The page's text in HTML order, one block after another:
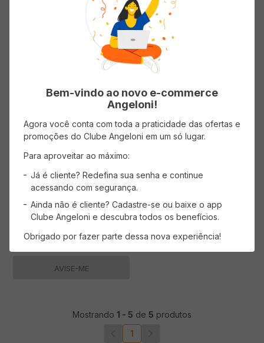
Vinho Italiano CECCHI Branco
Maremma Garrafa 750ml
AVISE-ME
Mostrando 1 - 5 de 5 produtos
1
Bem-vindo ao novo e-commerce
Angeloni!
Agora você conta com toda a praticidade das ofertas e
promoções do Clube Angeloni em um só lugar.
Para aproveitar ao máximo:
Já é cliente? Redefina sua senha e continue
acessando com segurança.
Ainda não é cliente? Cadastre-se ou baixe o app
Clube Angeloni e descubra todos os benefícios.
Obrigado por fazer parte dessa nova experiência!